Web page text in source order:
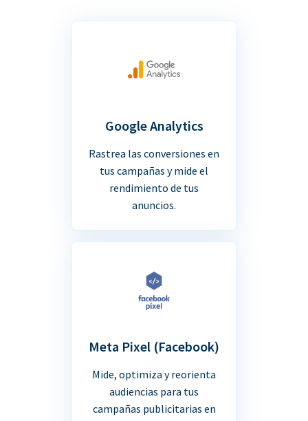
Google Analytics
Rastrea las conversiones en
tus campañas y mide el
rendimiento de tus
anuncios.
Meta Pixel (Facebook)
Mide, optimiza y reorienta
audiencias para tus
campañas publicitarias en